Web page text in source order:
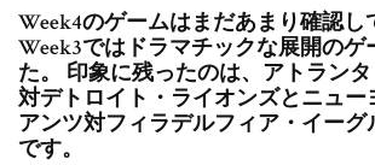
Week4のゲームはまだあまり確認し
Week3ではドラマチックな展開のゲ
た。 印象に残ったのは、アトラン
対デトロイト・ライオンズとニュー
アンツ対フィラデルフィア・イー
です。